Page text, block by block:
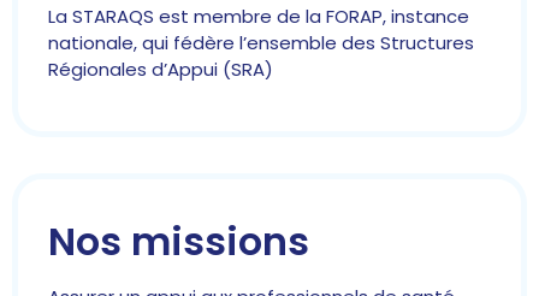
La STARAQS est membre de la FORAP, instance
nationale, qui fédère l’ensemble des Structures
Régionales d’Appui (SRA)
Nos missions